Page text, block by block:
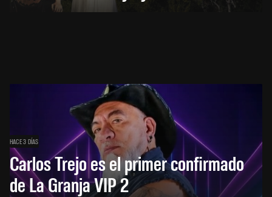
HACE 3 DÍAS
Carlos Trejo es el primer confirmado
de La Granja VIP 2